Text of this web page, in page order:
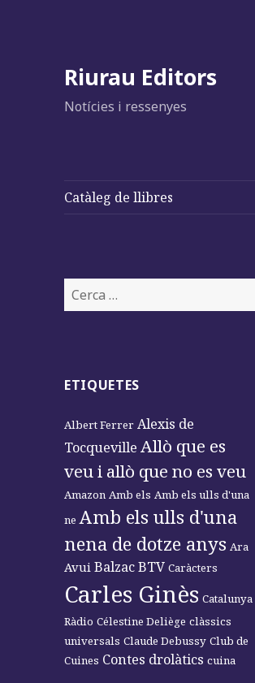
Riurau Editors
Notícies i ressenyes
Catàleg de llibres
Cerca:
ETIQUETES
Albert Ferrer Alexis de
Tocqueville Allò que es
veu i allò que no es veu
Amazon Amb els Amb els ulls d'una
ne Amb els ulls d'una
nena de dotze anys Ara
Avui BalzacBTV Caràcters
Carles Ginès Catalunya
Ràdio Célestine Deliège clàssics
universals Claude Debussy Club de
Cuines Contes drolàtics cuina